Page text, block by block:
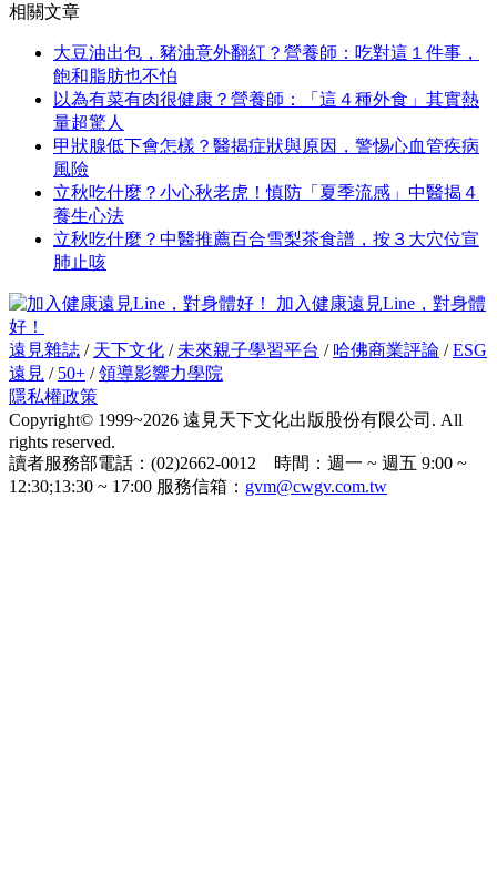
相關文章
大豆油出包，豬油意外翻紅？營養師：吃對這１件事，
飽和脂肪也不怕
以為有菜有肉很健康？營養師：「這４種外食」其實熱
量超驚人
甲狀腺低下會怎樣？醫揭症狀與原因，警惕心血管疾病
風險
立秋吃什麼？小心秋老虎！慎防「夏季流感」中醫揭４
養生心法
立秋吃什麼？中醫推薦百合雪梨茶食譜，按３大穴位宣
肺止咳
加入健康遠見Line，對身體
好！
遠見雜誌 / 天下文化 / 未來親子學習平台 / 哈佛商業評論 /ESG
遠見 / 50+ /領導影響力學院
隱私權政策
Copyright© 1999~2026 遠見天下文化出版股份有限公司. All
rights reserved.
讀者服務部電話：(02)2662-0012 時間：週一 ~ 週五 9:00 ~
12:30;13:30 ~ 17:00 服務信箱： gvm@cwgv.com.tw